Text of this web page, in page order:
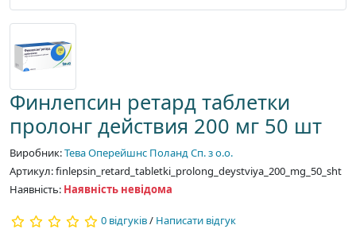
Финлепсин ретард таблетки
пролонг действия 200 мг 50 шт
Виробник:Тева Оперейшнс Поланд Сп. з о.о.
Артикул: finlepsin_retard_tabletki_prolong_deystviya_200_mg_50_sht
Наявність: Наявність невідома
0 відгуків/ Написати відгук